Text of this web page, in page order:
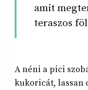
amit
teraszos
A néni a pici
kukoricát, lassan